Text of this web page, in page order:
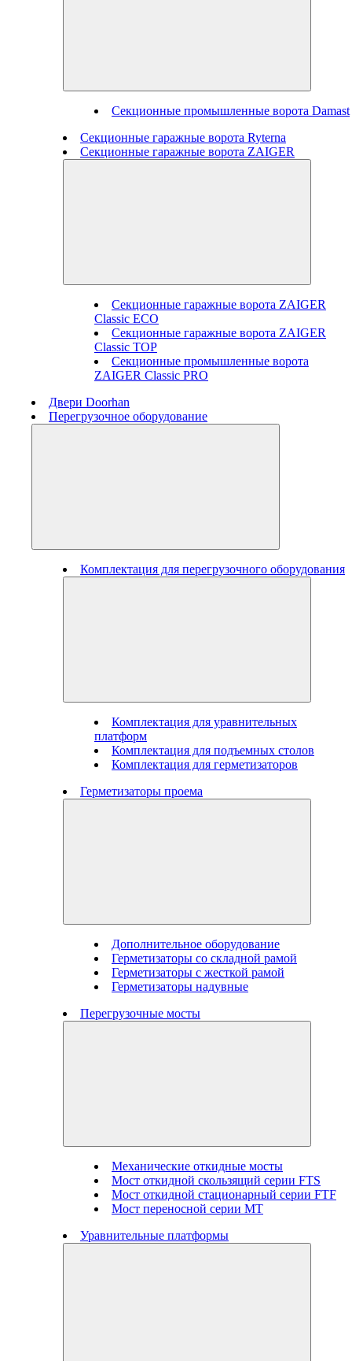
Секционные промышленные ворота Damast
Секционные гаражные ворота Ryterna
Секционные гаражные ворота ZAIGER
Секционные гаражные ворота ZAIGER
Classic ECO
Секционные гаражные ворота ZAIGER
Classic TOP
Секционные промышленные ворота
ZAIGER Classic PRO
Двери Doorhan
Перегрузочное оборудование
Комплектация для перегрузочного оборудования
Комплектация для уравнительных
платформ
Комплектация для подъемных столов
Комплектация для герметизаторов
Герметизаторы проема
Дополнительное оборудование
Герметизаторы со складной рамой
Герметизаторы с жесткой рамой
Герметизаторы надувные
Перегрузочные мосты
Механические откидные мосты
Мост откидной скользящий серии FTS
Мост откидной стационарный серии FTF
Мост переносной серии MT
Уравнительные платформы